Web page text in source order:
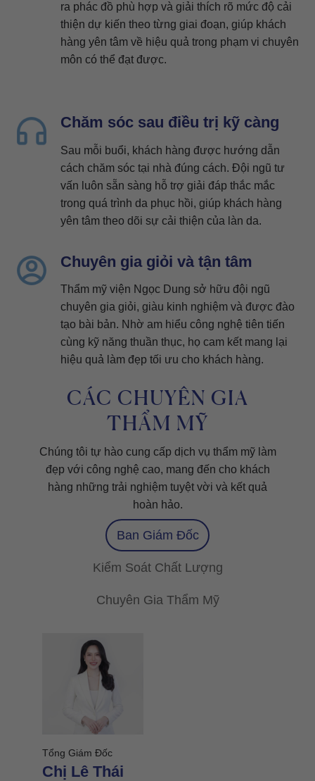
ra phác đồ phù hợp và giải thích rõ mức độ cải
thiện dự kiến theo từng giai đoạn, giúp khách
hàng yên tâm về hiệu quả trong phạm vi chuyên
môn có thể đạt được.
Chăm sóc sau điều trị kỹ càng
Sau mỗi buổi, khách hàng được hướng dẫn
cách chăm sóc tại nhà đúng cách. Đội ngũ tư
vấn luôn sẵn sàng hỗ trợ giải đáp thắc mắc
trong quá trình da phục hồi, giúp khách hàng
yên tâm theo dõi sự cải thiện của làn da.
Chuyên gia giỏi và tận tâm
Thẩm mỹ viện Ngọc Dung sở hữu đội ngũ
chuyên gia giỏi, giàu kinh nghiệm và được đào
tạo bài bản. Nhờ am hiểu công nghệ tiên tiến
cùng kỹ năng thuần thục, họ cam kết mang lại
hiệu quả làm đẹp tối ưu cho khách hàng.
CÁC CHUYÊN GIA
THẨM MỸ
Chúng tôi tự hào cung cấp dịch vụ thẩm mỹ làm
đẹp với công nghệ cao, mang đến cho khách
hàng những trải nghiệm tuyệt vời và kết quả
hoàn hảo.
Ban Giám Đốc
Kiểm Soát Chất Lượng
Chuyên Gia Thẩm Mỹ
Tổng Giám Đốc
Chị Lê Thái